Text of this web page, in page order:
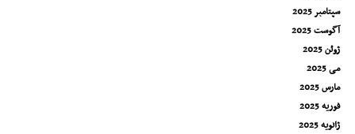
سپتامبر 2025
آگوست 2025
ژوئن 2025
می 2025
مارس 2025
فوریه 2025
ژانویه 2025